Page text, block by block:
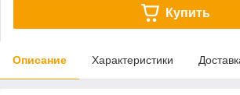
Купить
Описание Характеристики